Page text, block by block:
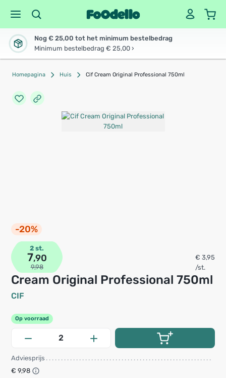
Nog € 25,00 tot het minimum bestelbedrag
Minimum bestelbedrag € 25,00 ›
Homepagina Huis Cif Cream Original Professional 750ml
-20%
Cream Original Professional 750ml
CIF
2 st.
7,90
9,98
€ 3,95
/st.
Op voorraad
Adviesprijs
€ 9,98